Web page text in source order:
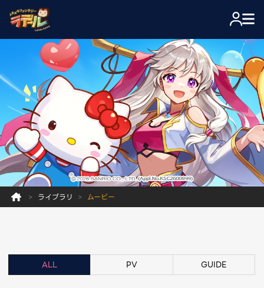
ライブラリ ムービー
ALL PV GUIDE